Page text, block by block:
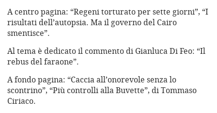
A centro pagina: “Regeni torturato per sette giorni”, “I
risultati dell’autopsia. Ma il governo del Cairo
smentisce”.
Al tema è dedicato il commento di Gianluca Di Feo: “Il
rebus del faraone”.
A fondo pagina: “Caccia all’onorevole senza lo
scontrino”, “Più controlli alla Buvette”, di Tommaso
Ciriaco.